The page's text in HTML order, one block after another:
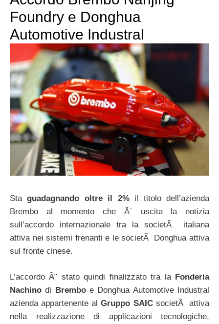
Foundry e Donghua
Automotive Industral
Staguadagnando oltre il 2%il titolo dell’azienda
Brembo al momento che Ã¨ uscita la notizia
sull’accordo internazionale tra la societÃ italiana
attiva nei sistemi frenanti e le societÃ Donghua attiva
sul fronte cinese.
L’accordo Ã¨ stato quindi finalizzato tra la Fonderia
Nachino di Bremboe Donghua Automotive Industral
azienda appartenente alGruppo SAICsocietÃ attiva
nella realizzazione di applicazioni tecnologiche,